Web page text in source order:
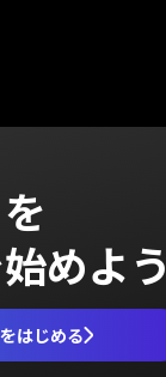
めよう
はじめる